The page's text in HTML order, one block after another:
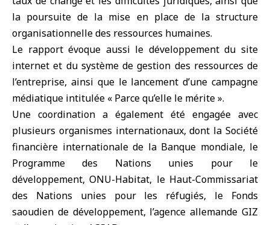
la poursuite de la mise en place de la structure
organisationnelle des ressources humaines.
Le rapport évoque aussi le développement du site
internet et du système de gestion des ressources de
l’entreprise, ainsi que le lancement d’une campagne
médiatique intitulée « Parce qu’elle le mérite ».
Une coordination a également été engagée avec
plusieurs organismes internationaux, dont la Société
financière internationale de la Banque mondiale, le
Programme des Nations unies pour le
développement, ONU-Habitat, le Haut-Commissariat
des Nations unies pour les réfugiés, le Fonds
saoudien de développement, l’agence allemande GIZ